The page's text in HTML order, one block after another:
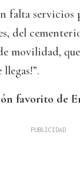
falta servicios
del
movilidad,
llegas!”.
favorito de